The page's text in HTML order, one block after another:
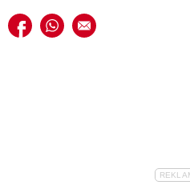
Udostępnij na facebook
Udostępnij na whatsapp
E-mail do przyjaciela